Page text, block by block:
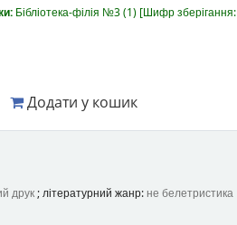
Бібліотека-філія №3(1) Шифр зберігання:
Додати у кошик
друк; літературний жанр: не белетристика